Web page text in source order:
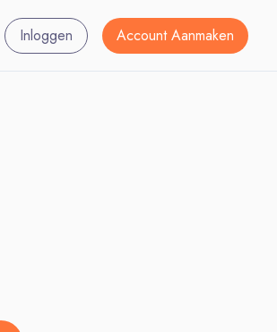
Inloggen Account Aanmaken